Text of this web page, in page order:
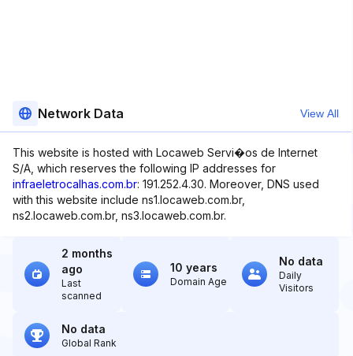
Network Data View All
This website is hosted with Locaweb Servi�os de Internet
S/A, which reserves the following IP addresses for
infraeletrocalhas.com.br: 191.252.4.30. Moreover, DNS used
with this website include ns1.locaweb.com.br,
ns2.locaweb.com.br, ns3.locaweb.com.br.
2 months
ago
Last
scanned
10 years
Domain Age
No data
Daily
Visitors
No data
Global Rank